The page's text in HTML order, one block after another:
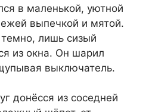
в маленькой, уютной
выпечкой и мятой.
лишь сизый
из окна. Он шарил
выключатель.
донёсся из соседней